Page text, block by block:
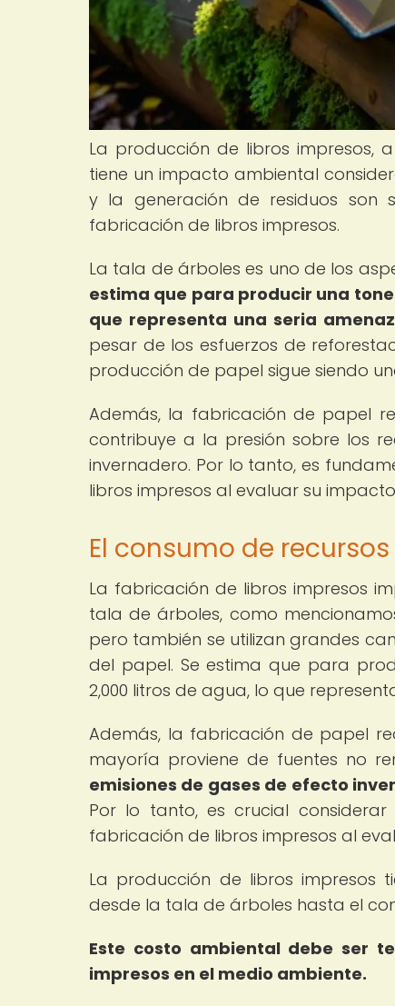
La producción de libros impresos,
tiene un impacto ambiental
y la generación de residuos son
fabricación de libros impresos.
La tala de árboles es uno de los
estima que para producir una
que representa una seria
pesar de los esfuerzos de
producción de papel sigue siendo
Además, la fabricación de papel
contribuye a la presión sobre los
invernadero. Por lo tanto, es
libros impresos al evaluar su
El consumo de
La fabricación de libros impresos
tala de árboles, como
pero también se utilizan grandes
del papel. Se estima que para
2,000 litros de agua, lo que
Además, la fabricación de papel
mayoría proviene de fuentes no
emisiones de gases de efecto
Por lo tanto, es crucial
fabricación de libros impresos al
La producción de libros impresos
desde la tala de árboles hasta el
Este costo ambiental debe ser
impresos en el medio ambiente.